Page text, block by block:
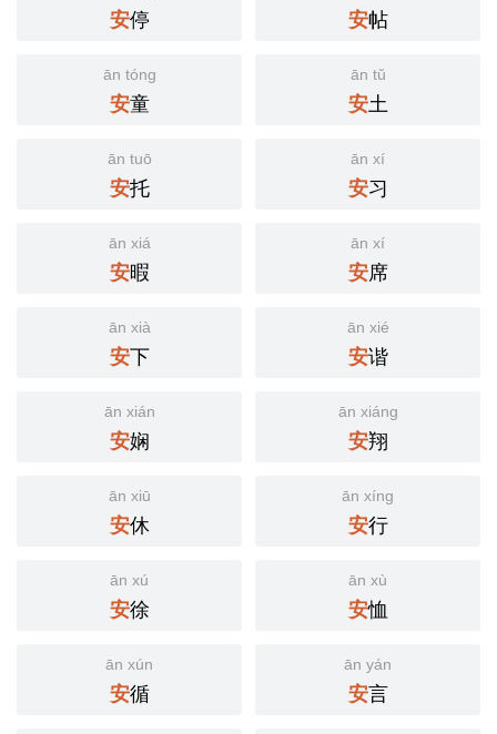
安停 安帖
ān tóng
安童
ān tǔ
安土
ān tuō
安托
ān xí
安习
ān xiá
安暇
ān xí
安席
ān xià
安下
ān xié
安谐
ān xián
安娴
ān xiáng
安翔
ān xiū
安休
ān xíng
安行
ān xú
安徐
ān xù
安恤
ān xún
安循
ān yán
安言